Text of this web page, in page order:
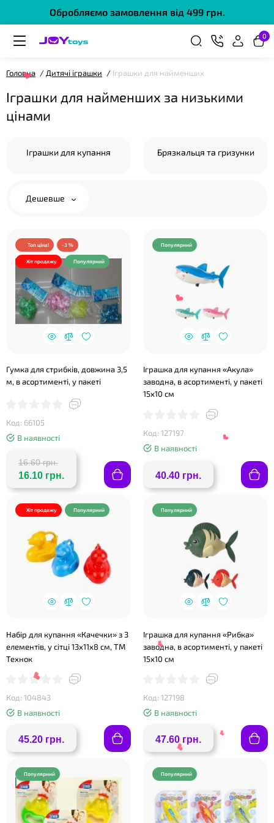
Обробляємо замовлення від 499 грн.
0
Головна Дитячі іграшки Іграшки для найменших
Іграшки для найменших за низькими
цінами
Іграшки для купання Брязкальця та гризунки
Дешевше
Топ ціна! -3 %
Хіт продажу Популярний
Гумка для стрибків, довжина 3,5
м, в асортименті, у пакеті
Код: 66105
В наявності
16.60 грн.
16.10 грн.
Популярний
Іграшка для купання «Акула»
заводна, в асортименті, у пакеті
15х10 см
Код: 127197
В наявності
40.40 грн.
Хіт продажу Популярний
Набір для купання «Качечки» з 3
елементів, у сітці 13х11х8 см, ТМ
Технок
Код: 104843
В наявності
45.20 грн.
Популярний
Іграшка для купання «Рибка»
заводна, в асортименті, у пакеті
15х10 см
Код: 127198
В наявності
47.60 грн.
Популярний Популярний
❤
❤